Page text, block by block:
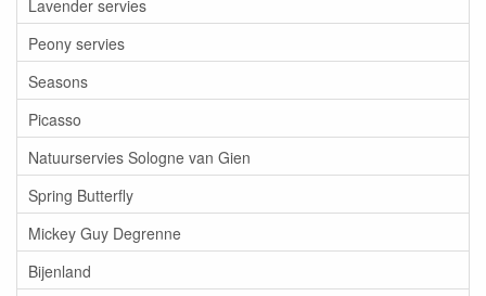
Lavender servies
Peony servies
Seasons
Picasso
Natuurservies Sologne van Gien
Spring Butterfly
Mickey Guy Degrenne
Bijenland